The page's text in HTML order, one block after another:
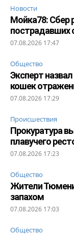
Новости
Мойка78: Сбер
пострадавших
07.08.2026 17:47
Общество
Эксперт
кошек
07.08.2026 17:29
Происшествия
Прокуратура
плавучего
07.08.2026 17:23
Общество
Жители
запахом
07.08.2026 17:03
Общество